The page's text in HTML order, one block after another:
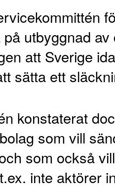
utbyggnad
att Sverige
sätta ett
konstaterat
som vill
som också
inte aktörer